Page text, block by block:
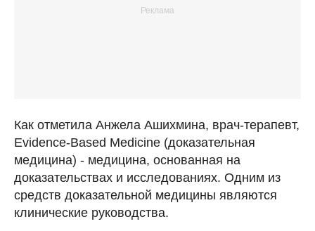
Как отметила Анжела Ашихмина, врач-терапевт,
Evidence-Based Medicinе (доказательная
медицина) - медицина, основанная на
доказательствах и исследованиях. Одним из
средств доказательной медицины являются
клинические руководства.